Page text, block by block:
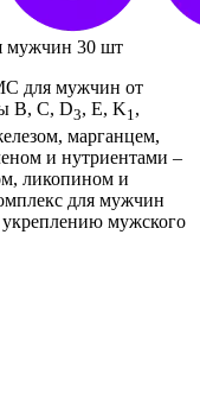
мужчин 30 шт
для мужчин от
В, С, D3, E, K1,
марганцем,
и нутриентами –
ликопином и
для мужчин
укреплению мужского